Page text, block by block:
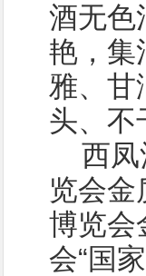
酒无色
艳，集
雅、甘
头、不
西凤
览会
博览会
会“国